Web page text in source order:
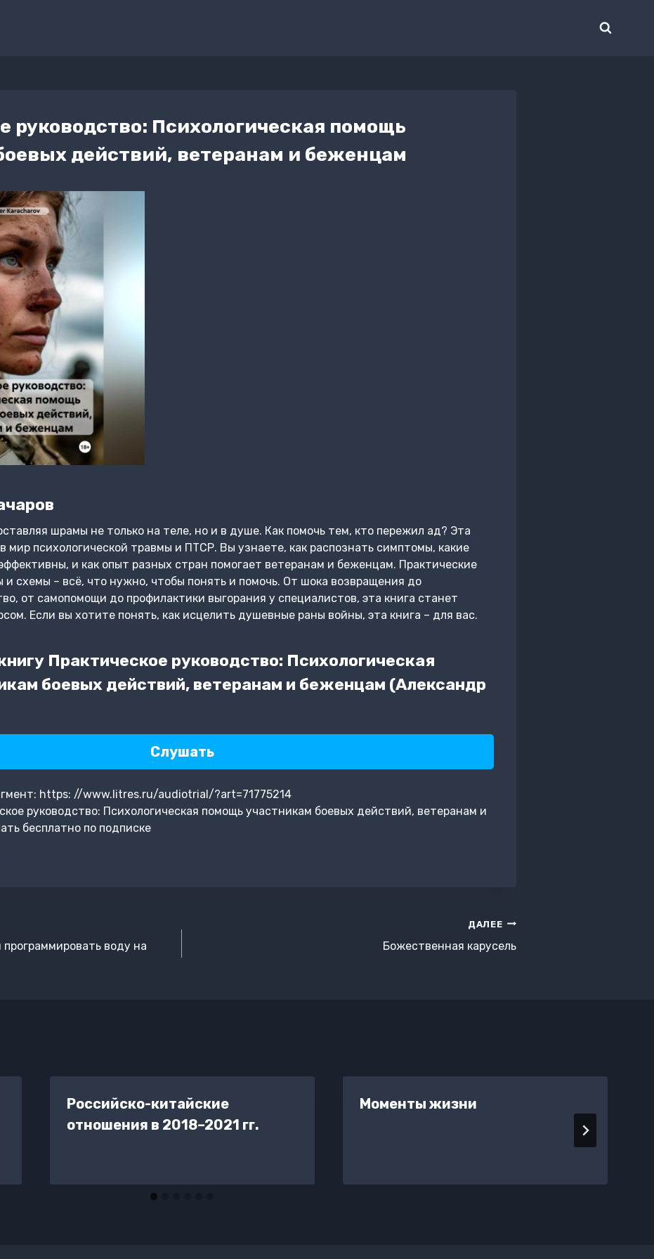
руководство: Психологическая помощь
действий, ветеранам и беженцам
шрамы не только на теле, но и в душе. Как помочь тем, кто пережил ад? Эта
мир психологической травмы и ПТСР. Вы узнаете, как распознать симптомы, какие
и как опыт разных стран помогает ветеранам и беженцам. Практические
схемы – всё, что нужно, чтобы понять и помочь. От шока возвращения до
от самопомощи до профилактики выгорания у специалистов, эта книга станет
Если вы хотите понять, как исцелить душевные раны войны, эта книга – для вас.
Практическое руководство: Психологическая
боевых действий, ветеранам и беженцам (Александр
Слушать
https: //www.litres.ru/audiotrial/?art=71775214
руководство: Психологическая помощь участникам боевых действий, ветеранам и
бесплатно по подписке
воду на
ДАЛЕЕ
Божественная карусель
Российско-китайские
отношения в 2018–2021 гг.
Моменты жизни